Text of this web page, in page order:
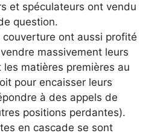
et spéculateurs ont vendu
question.
ont aussi profité
massivement leurs
les matières premières au
pour encaisser leurs
à des appels de
positions perdantes).
en cascade se sont